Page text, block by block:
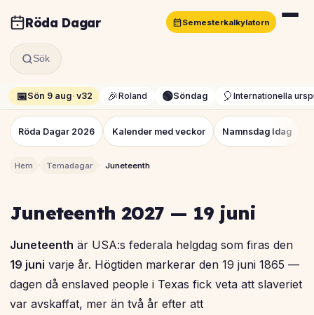
Röda Dagar Semesterkalkylatorn
Sök
📅Sön 9 aug· v32 🎉Roland 🟢Söndag 🎈Internationella
Röda Dagar 2026 Kalender med veckor Namnsdag Idag
Hem Temadagar Juneteenth
Juneteenth 2027 — 19 juni
Juneteenth är USA:s federala helgdag som firas den
19 juni varje år. Högtiden markerar den 19 juni 1865 —
dagen då enslaved people i Texas fick veta att slaveriet
var avskaffat, mer än två år efter att